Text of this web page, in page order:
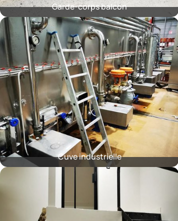
Garde-corps balcon
Cuve industrielle